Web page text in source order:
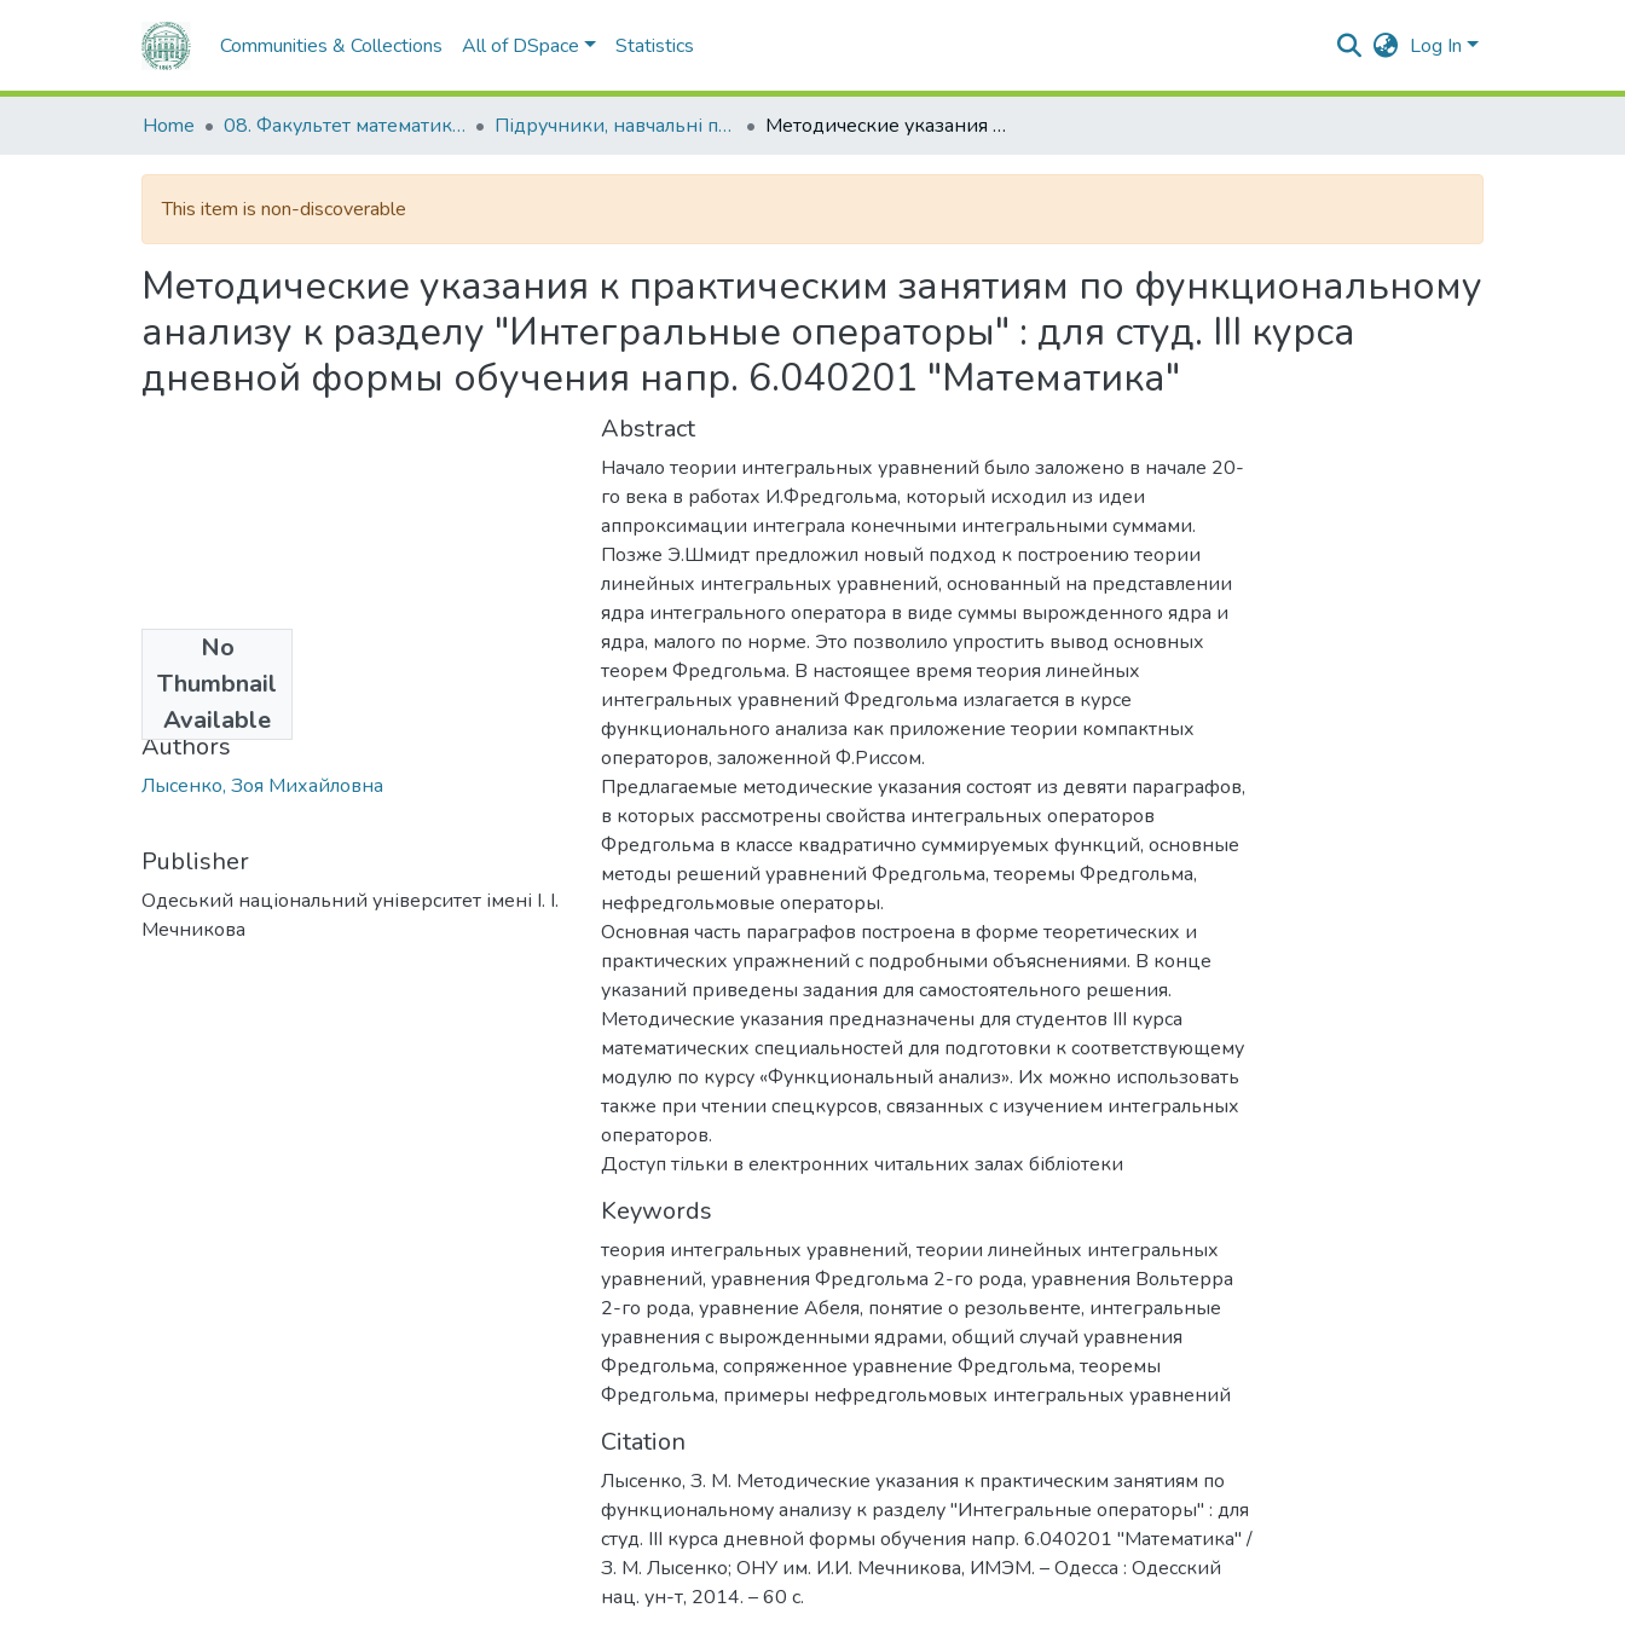
Communities & Collections All of DSpace Statistics Log In
Home 08. Факультет математики, фізики та інформаційних технологій Підручники, навчальні посібники та інші науково- та навчально-методичні праці ФМФІТ Методические указания к практическим занятиям по функциональному анализу к разделу "Интегральные операторы" : для студ. III курса дневной формы обучения напр. 6.040201 "Математика"
This item is non-discoverable
Методические указания к практическим занятиям по функциональному
анализу к разделу "Интегральные операторы" : для студ. III курса
дневной формы обучения напр. 6.040201 "Математика"
No
Thumbnail
Available
2014
Authors
Лысенко, Зоя Михайловна
Publisher
Одеський національний університет імені І. І.
Мечникова
Abstract
Начало теории интегральных уравнений было заложено в начале 20-
го века в работах И.Фредгольма, который исходил из идеи
аппроксимации интеграла конечными интегральными суммами.
Позже Э.Шмидт предложил новый подход к построению теории
линейных интегральных уравнений, основанный на представлении
ядра интегрального оператора в виде суммы вырожденного ядра и
ядра, малого по норме. Это позволило упростить вывод основных
теорем Фредгольма. В настоящее время теория линейных
интегральных уравнений Фредгольма излагается в курсе
функционального анализа как приложение теории компактных
операторов, заложенной Ф.Риссом.
Предлагаемые методические указания состоят из девяти параграфов,
в которых рассмотрены свойства интегральных операторов
Фредгольма в классе квадратично суммируемых функций, основные
методы решений уравнений Фредгольма, теоремы Фредгольма,
нефредгольмовые операторы.
Основная часть параграфов построена в форме теоретических и
практических упражнений с подробными объяснениями. В конце
указаний приведены задания для самостоятельного решения.
Методические указания предназначены для студентов III курса
математических специальностей для подготовки к соответствующему
модулю по курсу «Функциональный анализ». Их можно использовать
также при чтении спецкурсов, связанных с изучением интегральных
операторов.
Доступ тільки в електронних читальних залах бібліотеки
Keywords
теория интегральных уравнений, теории линейных интегральных
уравнений, уравнения Фредгольма 2-го рода, уравнения Вольтерра
2-го рода, уравнение Абеля, понятие о резольвенте, интегральные
уравнения с вырожденными ядрами, общий случай уравнения
Фредгольма, сопряженное уравнение Фредгольма, теоремы
Фредгольма, примеры нефредгольмовых интегральных уравнений
Citation
Лысенко, З. М. Методические указания к практическим занятиям по
функциональному анализу к разделу "Интегральные операторы" : для
студ. III курса дневной формы обучения напр. 6.040201 "Математика" /
З. М. Лысенко; ОНУ им. И.И. Мечникова, ИМЭМ. – Одесса : Одесский
нац. ун-т, 2014. – 60 с.